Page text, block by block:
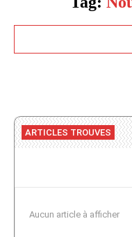
ARTICLES TROUVES
Aucun article à afficher